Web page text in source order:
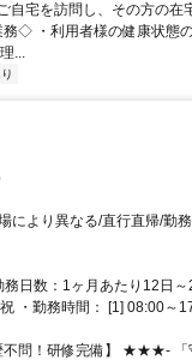
自宅を訪問し、その方の在
◇ ・利用者様の健康状態
...
により異なる/直行直帰/勤
日数：1ヶ月あたり12日
・勤務時間： [1] 08:00～
不問！研修完備】 ★★★- 「